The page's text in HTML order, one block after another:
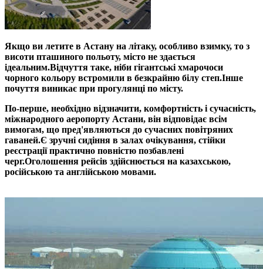
Якщо ви летите в Астану на літаку, особливо взимку, то з
висоти пташиного польоту, місто не здається
ідеальним.Відчуття таке, ніби гігантські хмарочоси
чорного кольору встромили в безкрайню білу степ.Інше
почуття виникає при прогулянці по місту.
По-перше, необхідно відзначити, комфортність і сучасність,
міжнародного аеропорту Астани, він відповідає всім
вимогам, що пред'являються до сучасних повітряних
гаваней.Є зручні сидіння в залах очікування, стійки
реєстрації практично повністю позбавлені
черг.Оголошення рейсів здійснюється на казахською,
російською та англійською мовами.